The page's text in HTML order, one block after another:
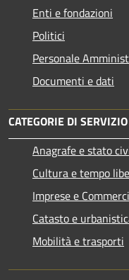
Enti e fondazioni
Politici
Personale
Documenti e dati
CATEGORIE DI SERVIZIO
Anagrafe e stato
Cultura e tempo
Imprese e
Catasto e
Mobilità e trasporti